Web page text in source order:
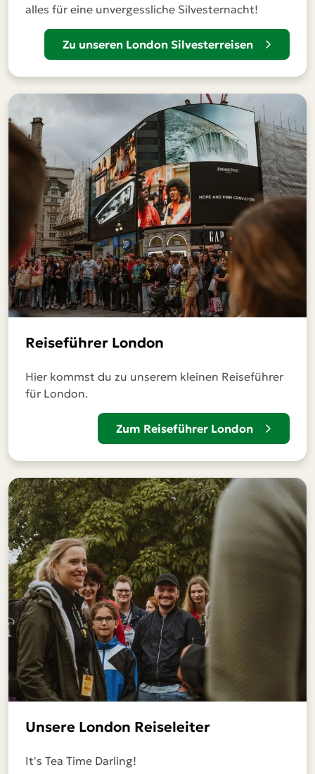
alles für eine unvergessliche Silvesternacht!
Zu unseren London Silvesterreisen
Reiseführer London
Hier kommst du zu unserem kleinen Reiseführer
für London.
Zum Reiseführer London
Unsere London Reiseleiter
It's Tea Time Darling!